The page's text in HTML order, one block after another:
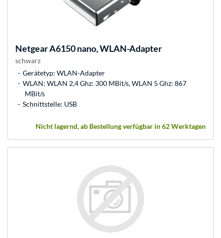
NetgearA6150 nano, WLAN-Adapter
schwarz
Gerätetyp: WLAN-Adapter
WLAN: WLAN 2,4 Ghz: 300 MBit/s, WLAN 5 Ghz: 867
MBit/s
Schnittstelle: USB
Nicht lagernd, ab Bestellung verfügbar in 62 Werktagen